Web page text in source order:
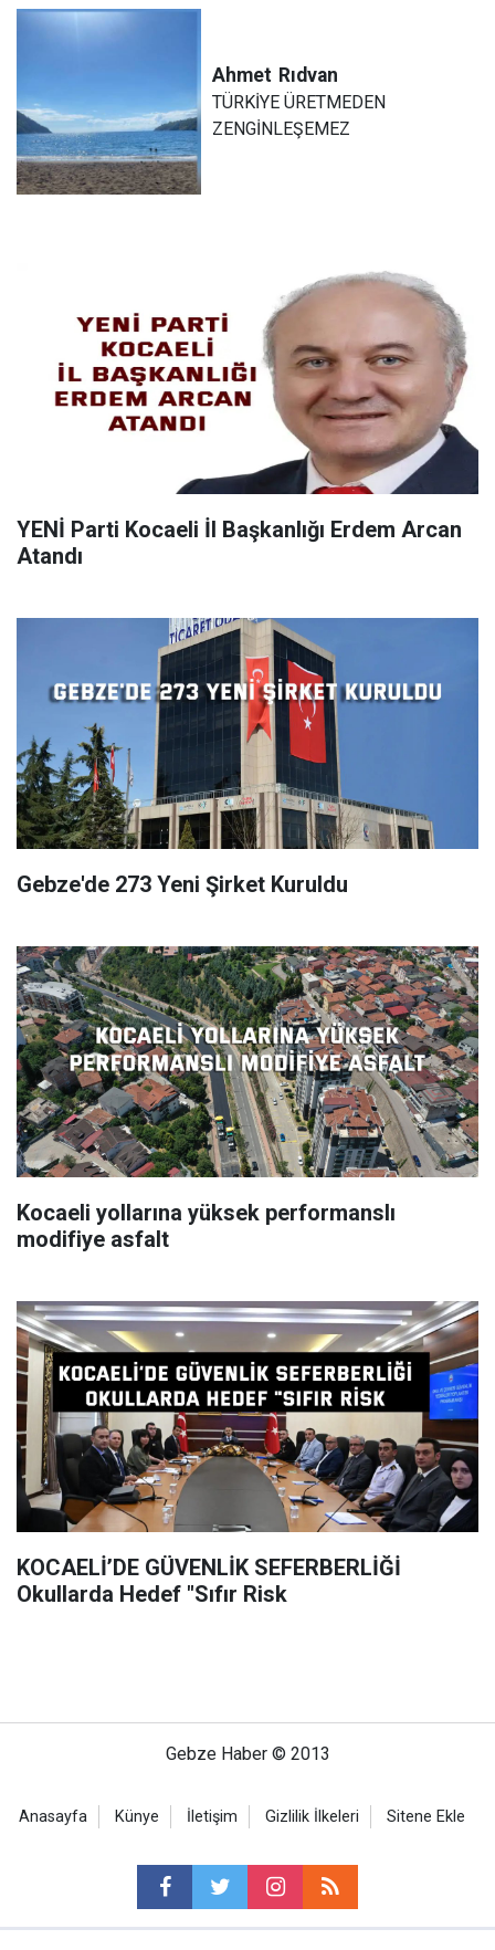
Ahmet Rıdvan
TÜRKİYE ÜRETMEDEN
ZENGİNLEŞEMEZ
YENİ Parti Kocaeli İl Başkanlığı Erdem Arcan
Atandı
Gebze'de 273 Yeni Şirket Kuruldu
Kocaeli yollarına yüksek performanslı
modifiye asfalt
KOCAELİ’DE GÜVENLİK SEFERBERLİĞİ
Okullarda Hedef "Sıfır Risk
Gebze Haber © 2013
Anasayfa Künye İletişim Gizlilik İlkeleri Sitene Ekle